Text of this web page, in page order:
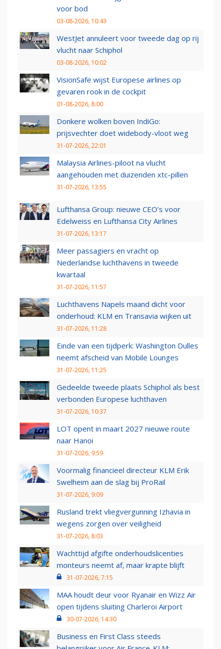
voor bod
03-08-2026, 10:43
WestJet annuleert voor tweede dag op rij
vlucht naar Schiphol
03-08-2026, 10:02
VisionSafe wijst Europese airlines op
gevaren rook in de cockpit
01-08-2026, 8:00
Donkere wolken boven IndiGo:
prijsvechter doet widebody-vloot weg
31-07-2026, 22:01
Malaysia Airlines-piloot na vlucht
aangehouden met duizenden xtc-pillen
31-07-2026, 13:55
Lufthansa Group: nieuwe CEO’s voor
Edelweiss en Lufthansa City Airlines
31-07-2026, 13:17
Meer passagiers en vracht op
Nederlandse luchthavens in tweede
kwartaal
31-07-2026, 11:57
Luchthavens Napels maand dicht voor
onderhoud: KLM en Transavia wijken uit
31-07-2026, 11:28
Einde van een tijdperk: Washington Dulles
neemt afscheid van Mobile Lounges
31-07-2026, 11:25
Gedeelde tweede plaats Schiphol als best
verbonden Europese luchthaven
31-07-2026, 10:37
LOT opent in maart 2027 nieuwe route
naar Hanoi
31-07-2026, 9:59
Voormalig financieel directeur KLM Erik
Swelheim aan de slag bij ProRail
31-07-2026, 9:09
Rusland trekt vliegvergunning Izhavia in
wegens zorgen over veiligheid
31-07-2026, 8:03
Wachttijd afgifte onderhoudslicenties
monteurs neemt af, maar krapte blijft
31-07-2026, 7:15
MAA houdt deur voor Ryanair en Wizz Air
open tijdens sluiting Charleroi Airport
30-07-2026, 14:30
Business en First Class steeds